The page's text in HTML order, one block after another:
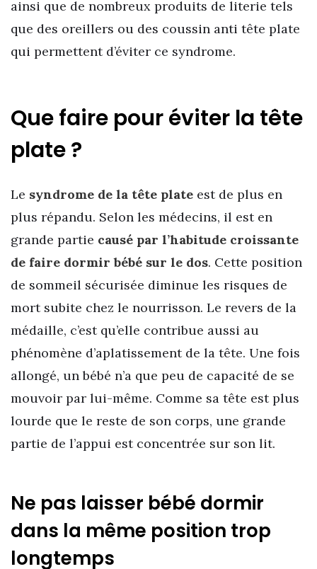
ainsi que de nombreux produits de literie tels
que des oreillers ou des coussin anti tête plate
qui permettent d’éviter ce syndrome.
Que faire pour éviter la tête
plate ?
Le syndrome de la tête plate est de plus en
plus répandu. Selon les médecins, il est en
grande partie causé par l’habitude croissante
de faire dormir bébé sur le dos. Cette position
de sommeil sécurisée diminue les risques de
mort subite chez le nourrisson. Le revers de la
médaille, c’est qu’elle contribue aussi au
phénomène d’aplatissement de la tête. Une fois
allongé, un bébé n’a que peu de capacité de se
mouvoir par lui-même. Comme sa tête est plus
lourde que le reste de son corps, une grande
partie de l’appui est concentrée sur son lit.
Ne pas laisser bébé dormir
dans la même position trop
longtemps